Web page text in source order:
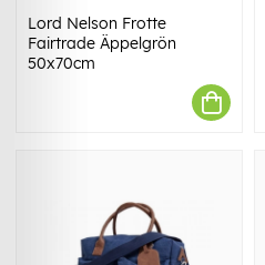
Lord Nelson Frotte
Fairtrade Äppelgrön
50x70cm